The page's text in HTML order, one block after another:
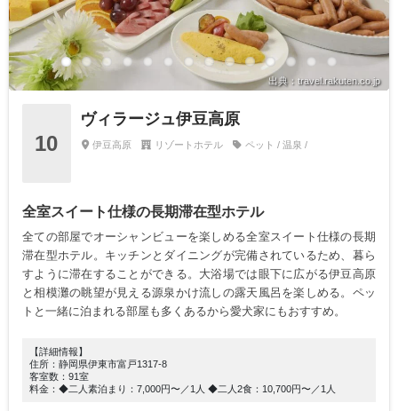
出典：travel.rakuten.co.jp
10
ヴィラージュ伊豆高原
伊豆高原 リゾートホテル ペット / 温泉 /
全室スイート仕様の長期滞在型ホテル
全ての部屋でオーシャンビューを楽しめる全室スイート仕様の長期
滞在型ホテル。キッチンとダイニングが完備されているため、暮ら
すように滞在することができる。大浴場では眼下に広がる伊豆高原
と相模灘の眺望が見える源泉かけ流しの露天風呂を楽しめる。ペッ
トと一緒に泊まれる部屋も多くあるから愛犬家にもおすすめ。
【詳細情報】
住所：静岡県伊東市富戸1317-8
客室数：91室
料金：◆二人素泊まり：7,000円〜／1人 ◆二人2食：10,700円〜／1人